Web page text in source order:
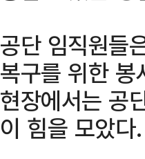
공단 임직원들
복구를 위한
현장에서는 공
이 힘을 모았다.